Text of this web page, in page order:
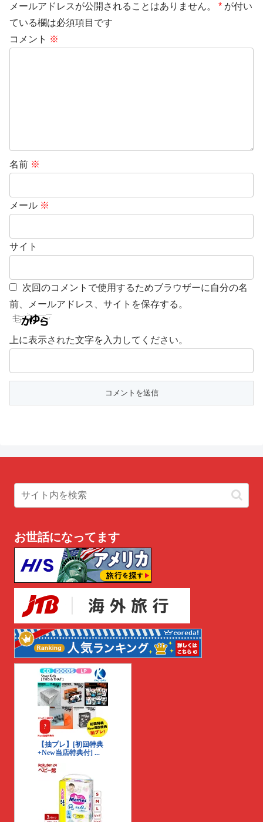
メールアドレスが公開されることはありません。 * が付い
ている欄は必須項目です
コメント ※
名前 ※
メール ※
サイト
次回のコメントで使用するためブラウザーに自分の名
前、メールアドレス、サイトを保存する。
上に表示された文字を入力してください。
お世話になってます